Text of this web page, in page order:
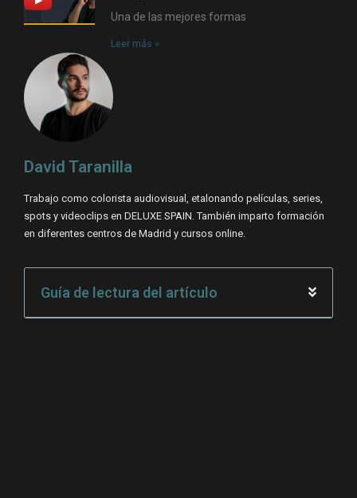
David Taranilla
Trabajo como colorista audiovisual, etalonando películas, series,
spots y videoclips en DELUXE SPAIN. También imparto formación
en diferentes centros de Madrid y cursos online.
Guía de lectura del artículo
Una de las mejores formas
Leer más »